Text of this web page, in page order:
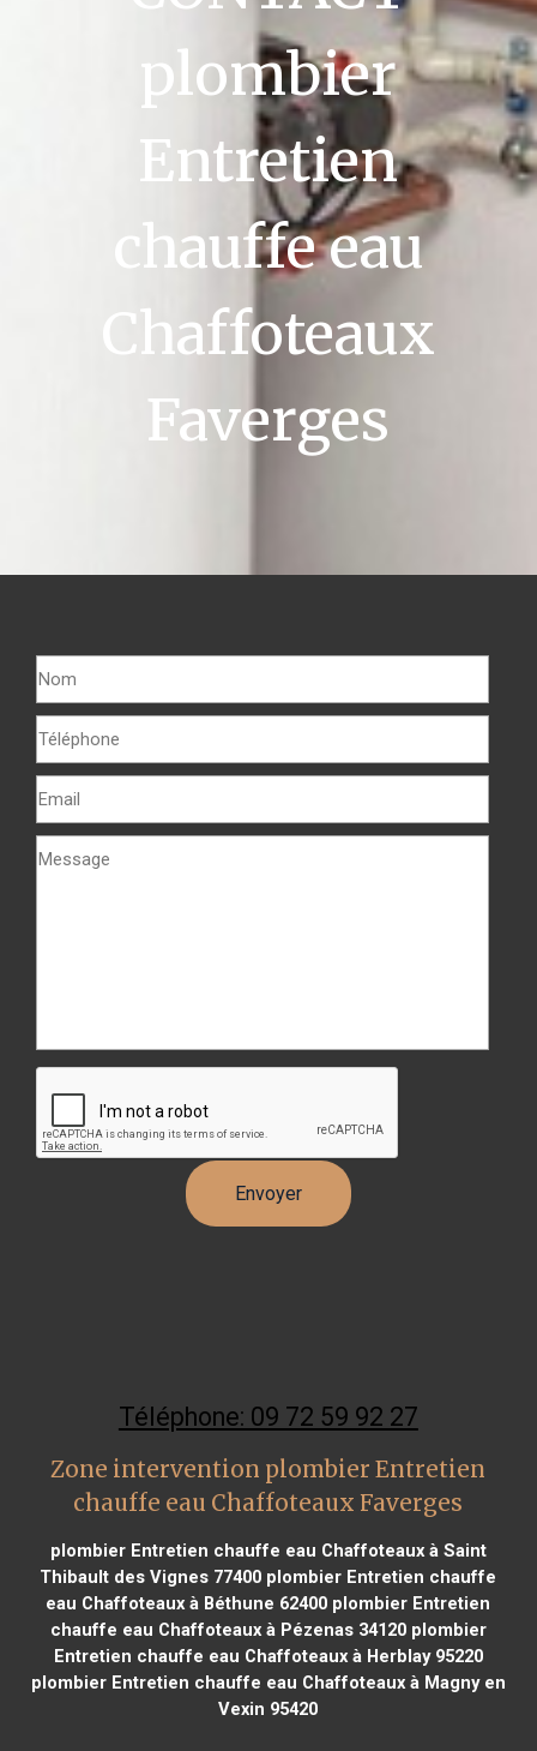
plombier
Entretien
chauffe eau
Chaffoteaux
Faverges
Téléphone: 09 72 59 92 27
Zone intervention plombier Entretien
chauffe eau Chaffoteaux Faverges
plombier Entretien chauffe eau Chaffoteaux à Saint
Thibault des Vignes 77400 plombier Entretien chauffe
eau Chaffoteaux à Béthune 62400 plombier Entretien
chauffe eau Chaffoteaux à Pézenas 34120plombier
Entretien chauffe eau Chaffoteaux à Herblay 95220
plombier Entretien chauffe eau Chaffoteaux à Magny en
Vexin 95420